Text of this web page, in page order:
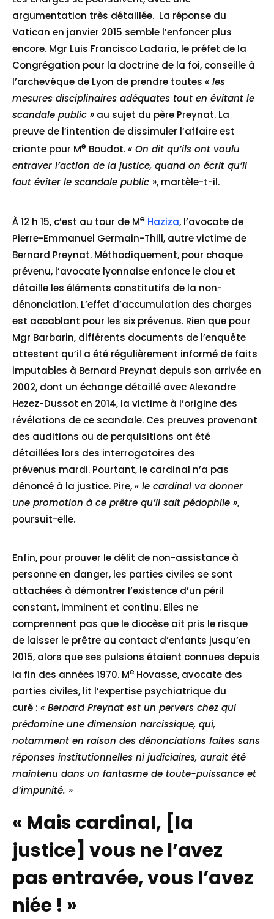
argumentation très détaillée. La réponse du
Vatican en janvier 2015 semble l’enfoncer plus
encore. Mgr Luis Francisco Ladaria, le préfet de la
Congrégation pour la doctrine de la foi, conseille à
l’archevêque de Lyon de prendre toutes « les
mesures disciplinaires adéquates tout en évitant le
scandale public » au sujet du père Preynat. La
preuve de l’intention de dissimuler l’affaire est
criante pour Me Boudot.« On dit qu’ils ont voulu
entraver l’action de la justice, quand on écrit qu’il
faut éviter le scandale public », martèle-t-il.
À 12 h 15, c’est au tour de Me Haziza, l’avocate de
Pierre-Emmanuel Germain-Thill, autre victime de
Bernard Preynat. Méthodiquement, pour chaque
prévenu, l’avocate lyonnaise enfonce le clou et
détaille les éléments constitutifs de la non-
dénonciation. L’effet d’accumulation des charges
est accablant pour les six prévenus. Rien que pour
Mgr Barbarin, différents documents de l’enquête
attestent qu’il a été régulièrement informé de faits
imputables à Bernard Preynat depuis son arrivée en
2002, dont un échange détaillé avec Alexandre
Hezez-Dussot en 2014, la victime à l’origine des
révélations de ce scandale. Ces preuves provenant
des auditions ou de perquisitions ont été
détaillées lors des interrogatoires des
prévenus mardi. Pourtant, le cardinal n’a pas
dénoncé à la justice. Pire,« le cardinal va donner
une promotion à ce prêtre qu’il sait pédophile »,
poursuit-elle.
Enfin, pour prouver le délit de non-assistance à
personne en danger, les parties civiles se sont
attachées à démontrer l’existence d’un péril
constant, imminent et continu. Elles ne
comprennent pas que le diocèse ait pris le risque
de laisser le prêtre au contact d’enfants jusqu’en
2015, alors que ses pulsions étaient connues depuis
la fin des années 1970. Me Hovasse, avocate des
parties civiles, lit l’expertise psychiatrique du
curé : « Bernard Preynat est un pervers chez qui
prédomine une dimension narcissique, qui,
notamment en raison des dénonciations faites sans
réponses institutionnelles ni judiciaires, aurait été
maintenu dans un fantasme de toute-puissance et
d’impunité. »
« Mais cardinal, [la
justice] vous ne l’avez
pas entravée, vous l’avez
niée ! »